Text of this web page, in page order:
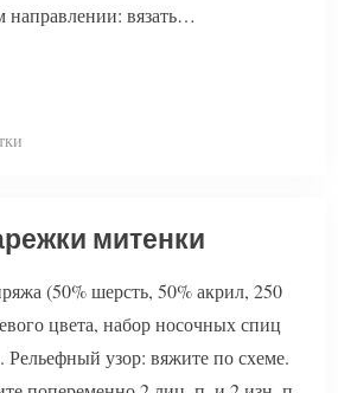
направлении: вязать…
митенки
(50% шерсть, 50% акрил, 250
цвета, набор носочных спиц
узор: вяжите по схеме.